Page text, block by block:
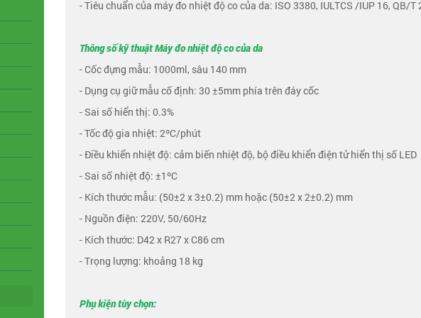
- Tiêu chuẩn của máy đo nhiệt độ co của da: ISO 3380, IULTCS /IUP 16, QB/T
Thông số kỹ thuật Máy đo nhiệt độ co của da
- Cốc đựng mẫu: 1000ml, sâu 140 mm
- Dụng cụ giữ mẫu cố định: 30 ±5mm phía trên đáy cốc
- Sai số hiển thị: 0.3%
- Tốc độ gia nhiệt: 2ºC/phút
- Điều khiển nhiệt độ: cảm biến nhiệt độ, bộ điều khiển điện tử hiển thị số LED
- Sai số nhiệt độ: ±1ºC
- Kích thước mẫu: (50±2 x 3±0.2) mm hoặc (50±2 x 2±0.2) mm
- Nguồn điện: 220V, 50/60Hz
- Kích thước: D42 x R27 x C86 cm
- Trọng lượng: khoảng 18 kg
Phụ kiện tùy chọn: